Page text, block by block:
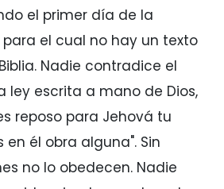
el primer día de la
el cual no hay un texto
Nadie contradice el
ley escrita a mano de Dios,
reposo para Jehová tu
en él obra alguna". Sin
no lo obedecen. Nadie